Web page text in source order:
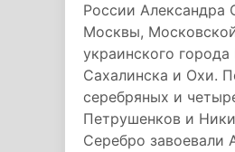
России Александра
Москвы,
украинского
Сахалинска и Охи.
серебряных и
Петрушенков и
Серебро